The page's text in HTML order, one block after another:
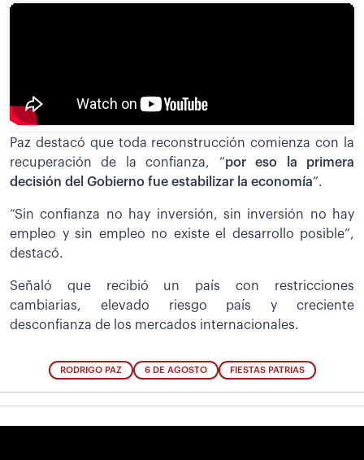
Paz destacó que toda reconstrucción comienza con la
recuperación de la confianza, “por eso la primera
decisión del Gobierno fue estabilizar la economía”.
“Sin confianza no hay inversión, sin inversión no hay
empleo y sin empleo no existe el desarrollo posible”,
destacó.
Señaló que recibió un país con restricciones
cambiarias, elevado riesgo país y creciente
desconfianza de los mercados internacionales.
RODRIGO PAZ 6 DE AGOSTO FIESTAS PATRIAS